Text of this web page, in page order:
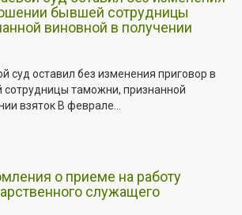
бывшей сотрудницы
виновной в получении
суд оставил без изменения приговор в
таможни, признанной
взяток В феврале...
о приеме на работу
служащего